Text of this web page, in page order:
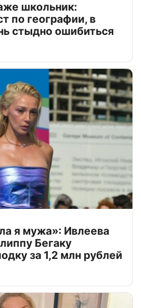
школьник:
по географии, в
стыдно ошибиться
я мужа»: Ивлеева
Бегаку
за 1,2 млн рублей